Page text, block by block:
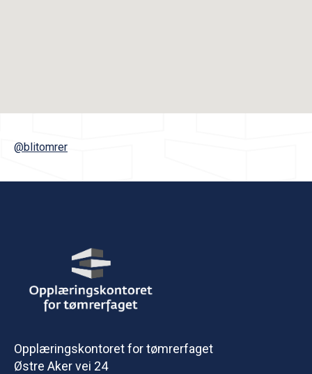
@blitomrer
Opplæringskontoret for tømrerfaget
Østre Aker vei 24